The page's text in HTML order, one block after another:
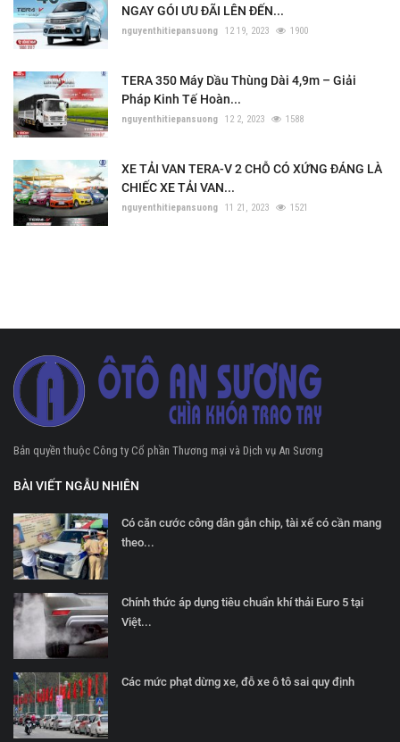
NGAY GÓI ƯU ĐÃI LÊN ĐẾN...
nguyenthitiepansuong 12 19, 2023 1900
TERA 350 Máy Dầu Thùng Dài 4,9m – Giải
Pháp Kinh Tế Hoàn...
nguyenthitiepansuong 12 2, 2023 1588
XE TẢI VAN TERA-V 2 CHỖ CÓ XỨNG ĐÁNG LÀ
CHIẾC XE TẢI VAN...
nguyenthitiepansuong 11 21, 2023 1521
Bản quyền thuộc Công ty Cổ phần Thương mại và Dịch vụ An Sương
BÀI VIẾT NGẪU NHIÊN
Có căn cước công dân gắn chip, tài xế có cần mang
theo...
Chính thức áp dụng tiêu chuẩn khí thải Euro 5 tại
Việt...
Các mức phạt dừng xe, đỗ xe ô tô sai quy định